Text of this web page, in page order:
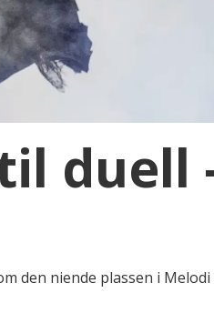
duell
den niende plassen i Melodi